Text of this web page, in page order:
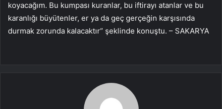
koyacağım. Bu kumpası kuranlar, bu iftirayı atanlar ve bu
karanlığı büyütenler, er ya da geç gerçeğin karşısında
durmak zorunda kalacaktır” şeklinde konuştu. – SAKARYA